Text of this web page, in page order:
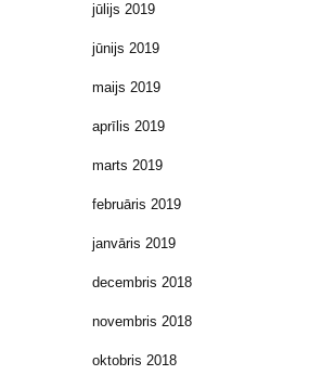
jūlijs 2019
jūnijs 2019
maijs 2019
aprīlis 2019
marts 2019
februāris 2019
janvāris 2019
decembris 2018
novembris 2018
oktobris 2018